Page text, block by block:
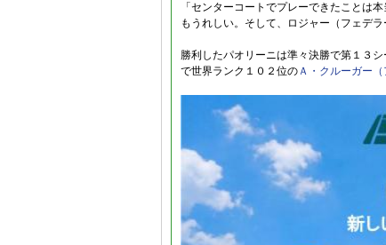
「センターコートでプレーできたことは
もうれしい。そして、ロジャー（フェデ
勝利したパオリーニは準々決勝で第１３シ
で世界ランク１０２位のＡ・クルーガー（